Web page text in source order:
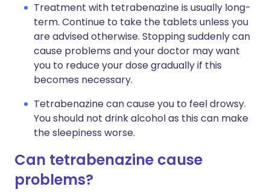
Treatment with tetrabenazine is usually long-
term. Continue to take the tablets unless you
are advised otherwise. Stopping suddenly can
cause problems and your doctor may want
you to reduce your dose gradually if this
becomes necessary.
Tetrabenazine can cause you to feel drowsy.
You should not drink alcohol as this can make
the sleepiness worse.
Can tetrabenazine cause
problems?